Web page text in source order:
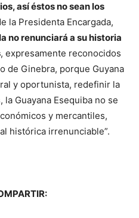
así éstos no sean los
la Presidenta Encargada,
no renunciará a su historia
, expresamente reconocidos
de Ginebra, porque Guyana
y oportunista, redefinir la
Guayana Esequiba no se
y mercantiles,
histórica irrenunciable”.